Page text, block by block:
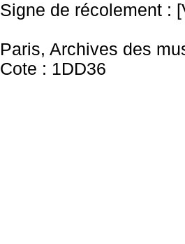
Signe de récolement :
Paris, Archives des
Cote : 1DD36